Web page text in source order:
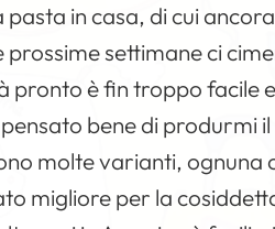
in casa, di cui
settimane ci
pronto è fin troppo facile
bene di produrmi
molte varianti, ognuna
migliore per la